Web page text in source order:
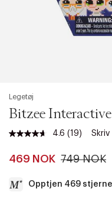
Legetøj
Bitzee
4.6 Les
omtaler.
(19) Skriv
469 NOK 749 NOK
Opptjen 469